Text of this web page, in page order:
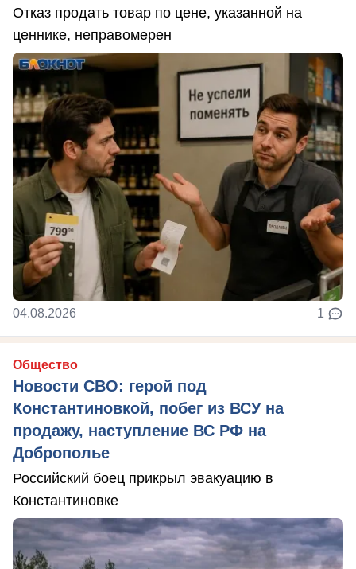
Отказ продать товар по цене, указанной на
ценнике, неправомерен
04.08.2026 1
Общество
Новости СВО: герой под
Константиновкой, побег из ВСУ на
продажу, наступление ВС РФ на
Доброполье
Российский боец прикрыл эвакуацию в
Константиновке